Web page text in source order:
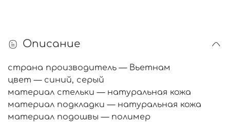
Описание
страна производитель — Вьетнам
цвет — синий, серый
материал стельки — натуральная кожа
материал подкладки — натуральная кожа
материал подошвы — полимер